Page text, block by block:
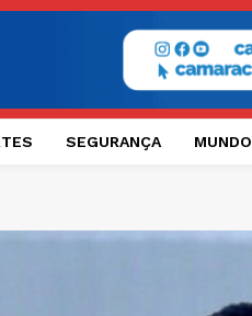
SEGURANÇA MUNDO